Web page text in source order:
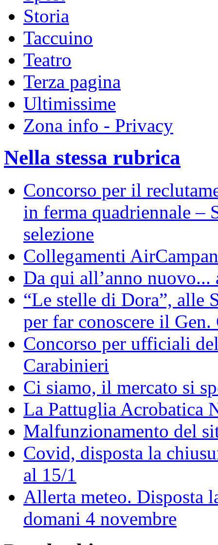
Storia
Taccuino
Teatro
Terza pagina
Ultimissime
Zona info - Privacy
Nella stessa rubrica
Concorso per il
in ferma quadriennale –
selezione
Collegamenti
Da qui all’anno
“Le stelle di Dora”, alle
per far conoscere il
Concorso per ufficiali
Carabinieri
Ci siamo, il mercato si
La Pattuglia Acrobatica
Malfunzionamento del
Covid, disposta la
al 15/1
Allerta meteo. Disposta
domani 4 novembre